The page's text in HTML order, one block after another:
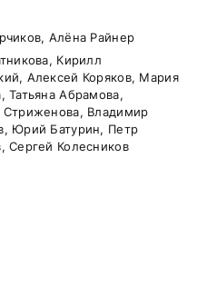
Алёна Райнер
Кирилл
Алексей Коряков, Мария
Татьяна Абрамова,
Стриженова, Владимир
Юрий Батурин, Петр
Сергей Колесников